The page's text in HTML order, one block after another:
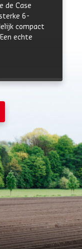
de Case
6-
compact
echte